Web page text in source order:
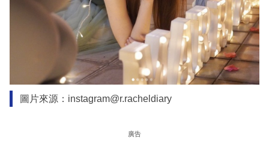
圖片來源：instagram@r.racheldiary
廣告